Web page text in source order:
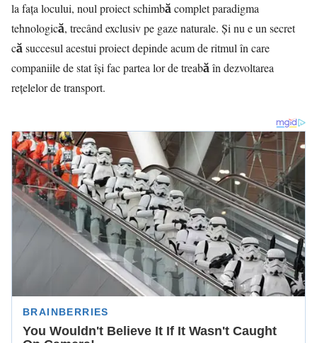
la fața locului, noul proiect schimbă complet paradigma
tehnologică, trecând exclusiv pe gaze naturale. Și nu e un secret
că succesul acestui proiect depinde acum de ritmul în care
companiile de stat își fac partea lor de treabă în dezvoltarea
rețelelor de transport.